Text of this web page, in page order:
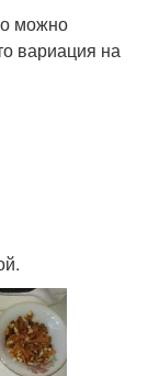
можно
вариация на